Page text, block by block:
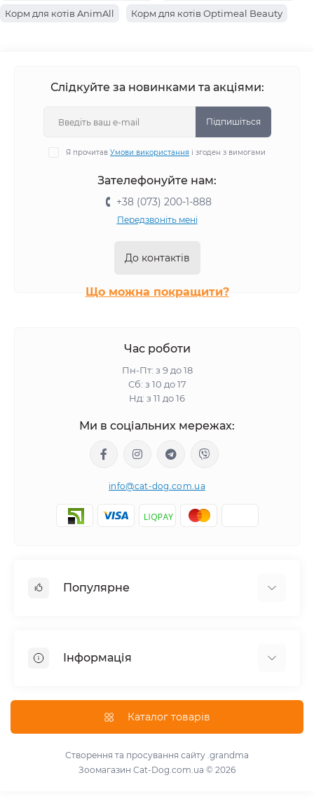
Корм для котів AnimAll
Корм для котів Optimeal Beauty
Корм для котів Brit Care
Корм для котів Simba
Слідкуйте за новинками та акціями:
Підпишіться
Я прочитав Умови використання і згоден з вимогами
Зателефонуйте нам:
+38 (073) 200-1-888
Передзвоніть мені
До контактів
Що можна покращити?
Час роботи
Пн-Пт: з 9 до 18
Сб: з 10 до 17
Нд: з 11 до 16
Ми в соціальних мережах:
info@cat-dog.com.ua
Популярне
Вологий корм для котів
Сухий корм для собак
Сухий корм для котів
Паштет для собак
Інформація
Повернення та обмін товарів
Умови використання
Знижки для розплідників
Каталог товарів
Створення та просування сайту .grandma
Зоомагазин Cat-Dog.com.ua © 2026